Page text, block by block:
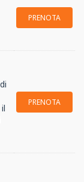
PRENOTA
PRENOTA